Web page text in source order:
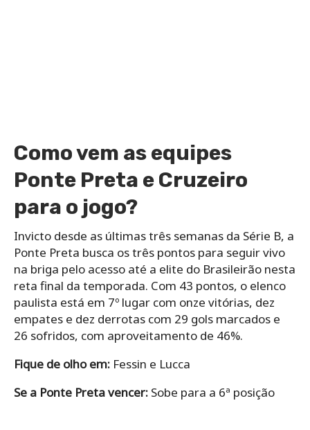
Como vem as equipes
Ponte Preta e Cruzeiro
para o jogo?
Invicto desde as últimas três semanas da Série B, a
Ponte Preta busca os três pontos para seguir vivo
na briga pelo acesso até a elite do Brasileirão nesta
reta final da temporada. Com 43 pontos, o elenco
paulista está em 7º lugar com onze vitórias, dez
empates e dez derrotas com 29 gols marcados e
26 sofridos, com aproveitamento de 46%.
Fique de olho em: Fessin e Lucca
Se a Ponte Preta vencer: Sobe para a 6ª posição